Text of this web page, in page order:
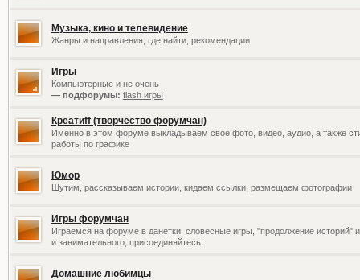
Музыка, кино и телевидение
Жанры и направления, где найти, рекомендации
Игры
Компьютерные и не очень
— подфорумы: flash игры
Креатиff (творчество форумчан)
Именно в этом форуме выкладываем своё фото, видео, аудио, а также
работы по графике
Юмор
Шутим, рассказываем истории, кидаем ссылки, размещаем фотографии
Игры форумчан
Играемся на форуме в данетки, словесные игры, "продолжение историй"
и занимательного, присоединяйтесь!
Домашние любимцы